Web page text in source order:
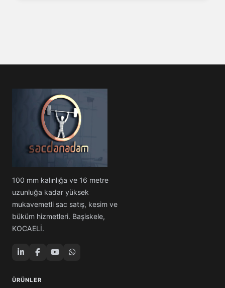
100 mm kalınlığa ve 16 metre
uzunluğa kadar yüksek
mukavemetli sac satış, kesim ve
büküm hizmetleri. Başiskele,
KOCAELİ.
ÜRÜNLER